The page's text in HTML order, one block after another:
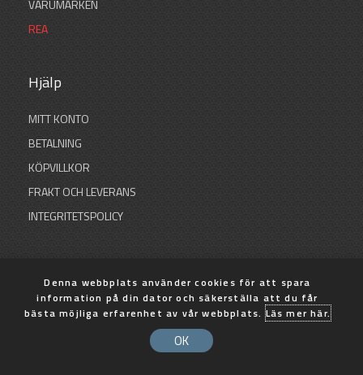
VARUMÄRKEN
REA
Hjälp
MITT KONTO
BETALNING
KÖPVILLKOR
FRAKT OCH LEVERANS
INTEGRITETSPOLICY
© 2026 SB Sportfiske
Skapad med av AP Design
Denna webbplats använder cookies för att spara
information på din dator och säkerställa att du får
bästa möjliga erfarenhet av vår webbplats.Läs mer här.
OK